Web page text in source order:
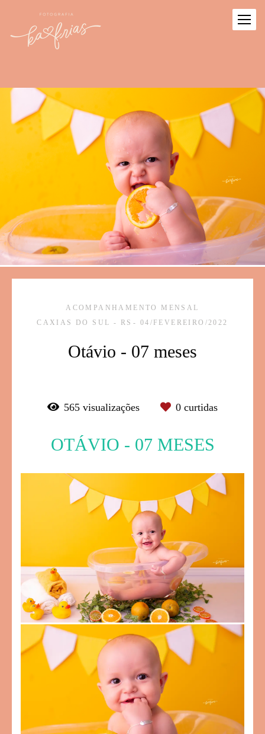
ACOMPANHAMENTO MENSAL
CAXIAS DO SUL - RS
04/FEVEREIRO/2022
Otávio - 07 meses
565 visualizações 0 curtidas
OTÁVIO - 07 MESES